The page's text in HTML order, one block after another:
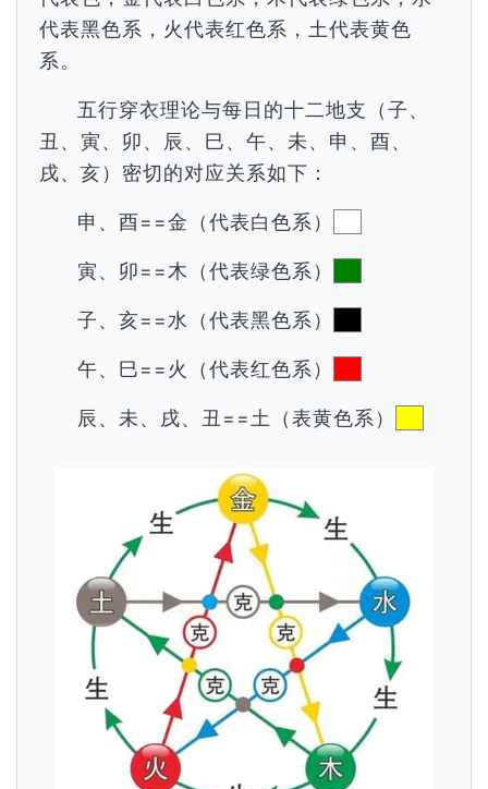
代表黑色系，火代表红色系，土代表黄色
系。
五行穿衣理论与每日的十二地支（子、
丑、寅、卯、辰、巳、午、未、申、酉、
戌、亥）密切的对应关系如下：
申、酉==金（代表白色系）
寅、卯==木（代表绿色系）
子、亥==水（代表黑色系）
午、巳==火（代表红色系）
辰、未、戌、丑==土（表黄色系）